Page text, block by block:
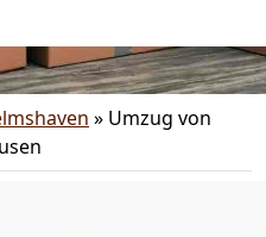
» Umzug von